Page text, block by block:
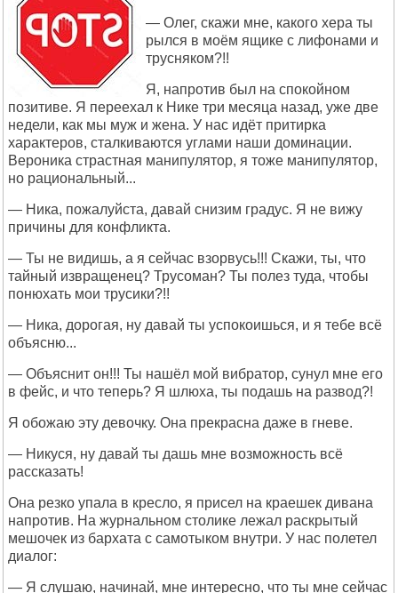
— Олег, скажи мне, какого хера ты
рылся в моём ящике с лифонами и
трусняком?!!
Я, напротив был на спокойном
позитиве. Я переехал к Нике три месяца назад, уже две
недели, как мы муж и жена. У нас идёт притирка
характеров, сталкиваются углами наши доминации.
Вероника страстная манипулятор, я тоже манипулятор,
но рациональный...
— Ника, пожалуйста, давай снизим градус. Я не вижу
причины для конфликта.
— Ты не видишь, а я сейчас взорвусь!!! Скажи, ты, что
тайный извращенец? Трусоман? Ты полез туда, чтобы
понюхать мои трусики?!!
— Ника, дорогая, ну давай ты успокоишься, и я тебе всё
объясню...
— Объяснит он!!! Ты нашёл мой вибратор, сунул мне его
в фейс, и что теперь? Я шлюха, ты подашь на развод?!
Я обожаю эту девочку. Она прекрасна даже в гневе.
— Никуся, ну давай ты дашь мне возможность всё
рассказать!
Она резко упала в кресло, я присел на краешек дивана
напротив. На журнальном столике лежал раскрытый
мешочек из бархата с самотыком внутри. У нас полетел
диалог:
— Я слушаю, начинай, мне интересно, что ты мне сейчас